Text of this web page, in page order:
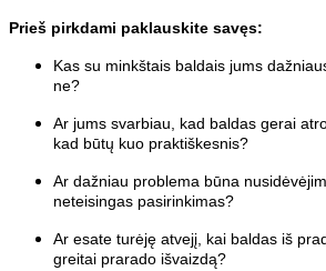
Prieš pirkdami paklauskite savęs:
Kas su minkštais baldais jums
ne?
Ar jums svarbiau, kad baldas gerai
kad būtų kuo praktiškesnis?
Ar dažniau problema būna
neteisingas pasirinkimas?
Ar esate turėję atvejį, kai baldas iš
greitai prarado išvaizdą?